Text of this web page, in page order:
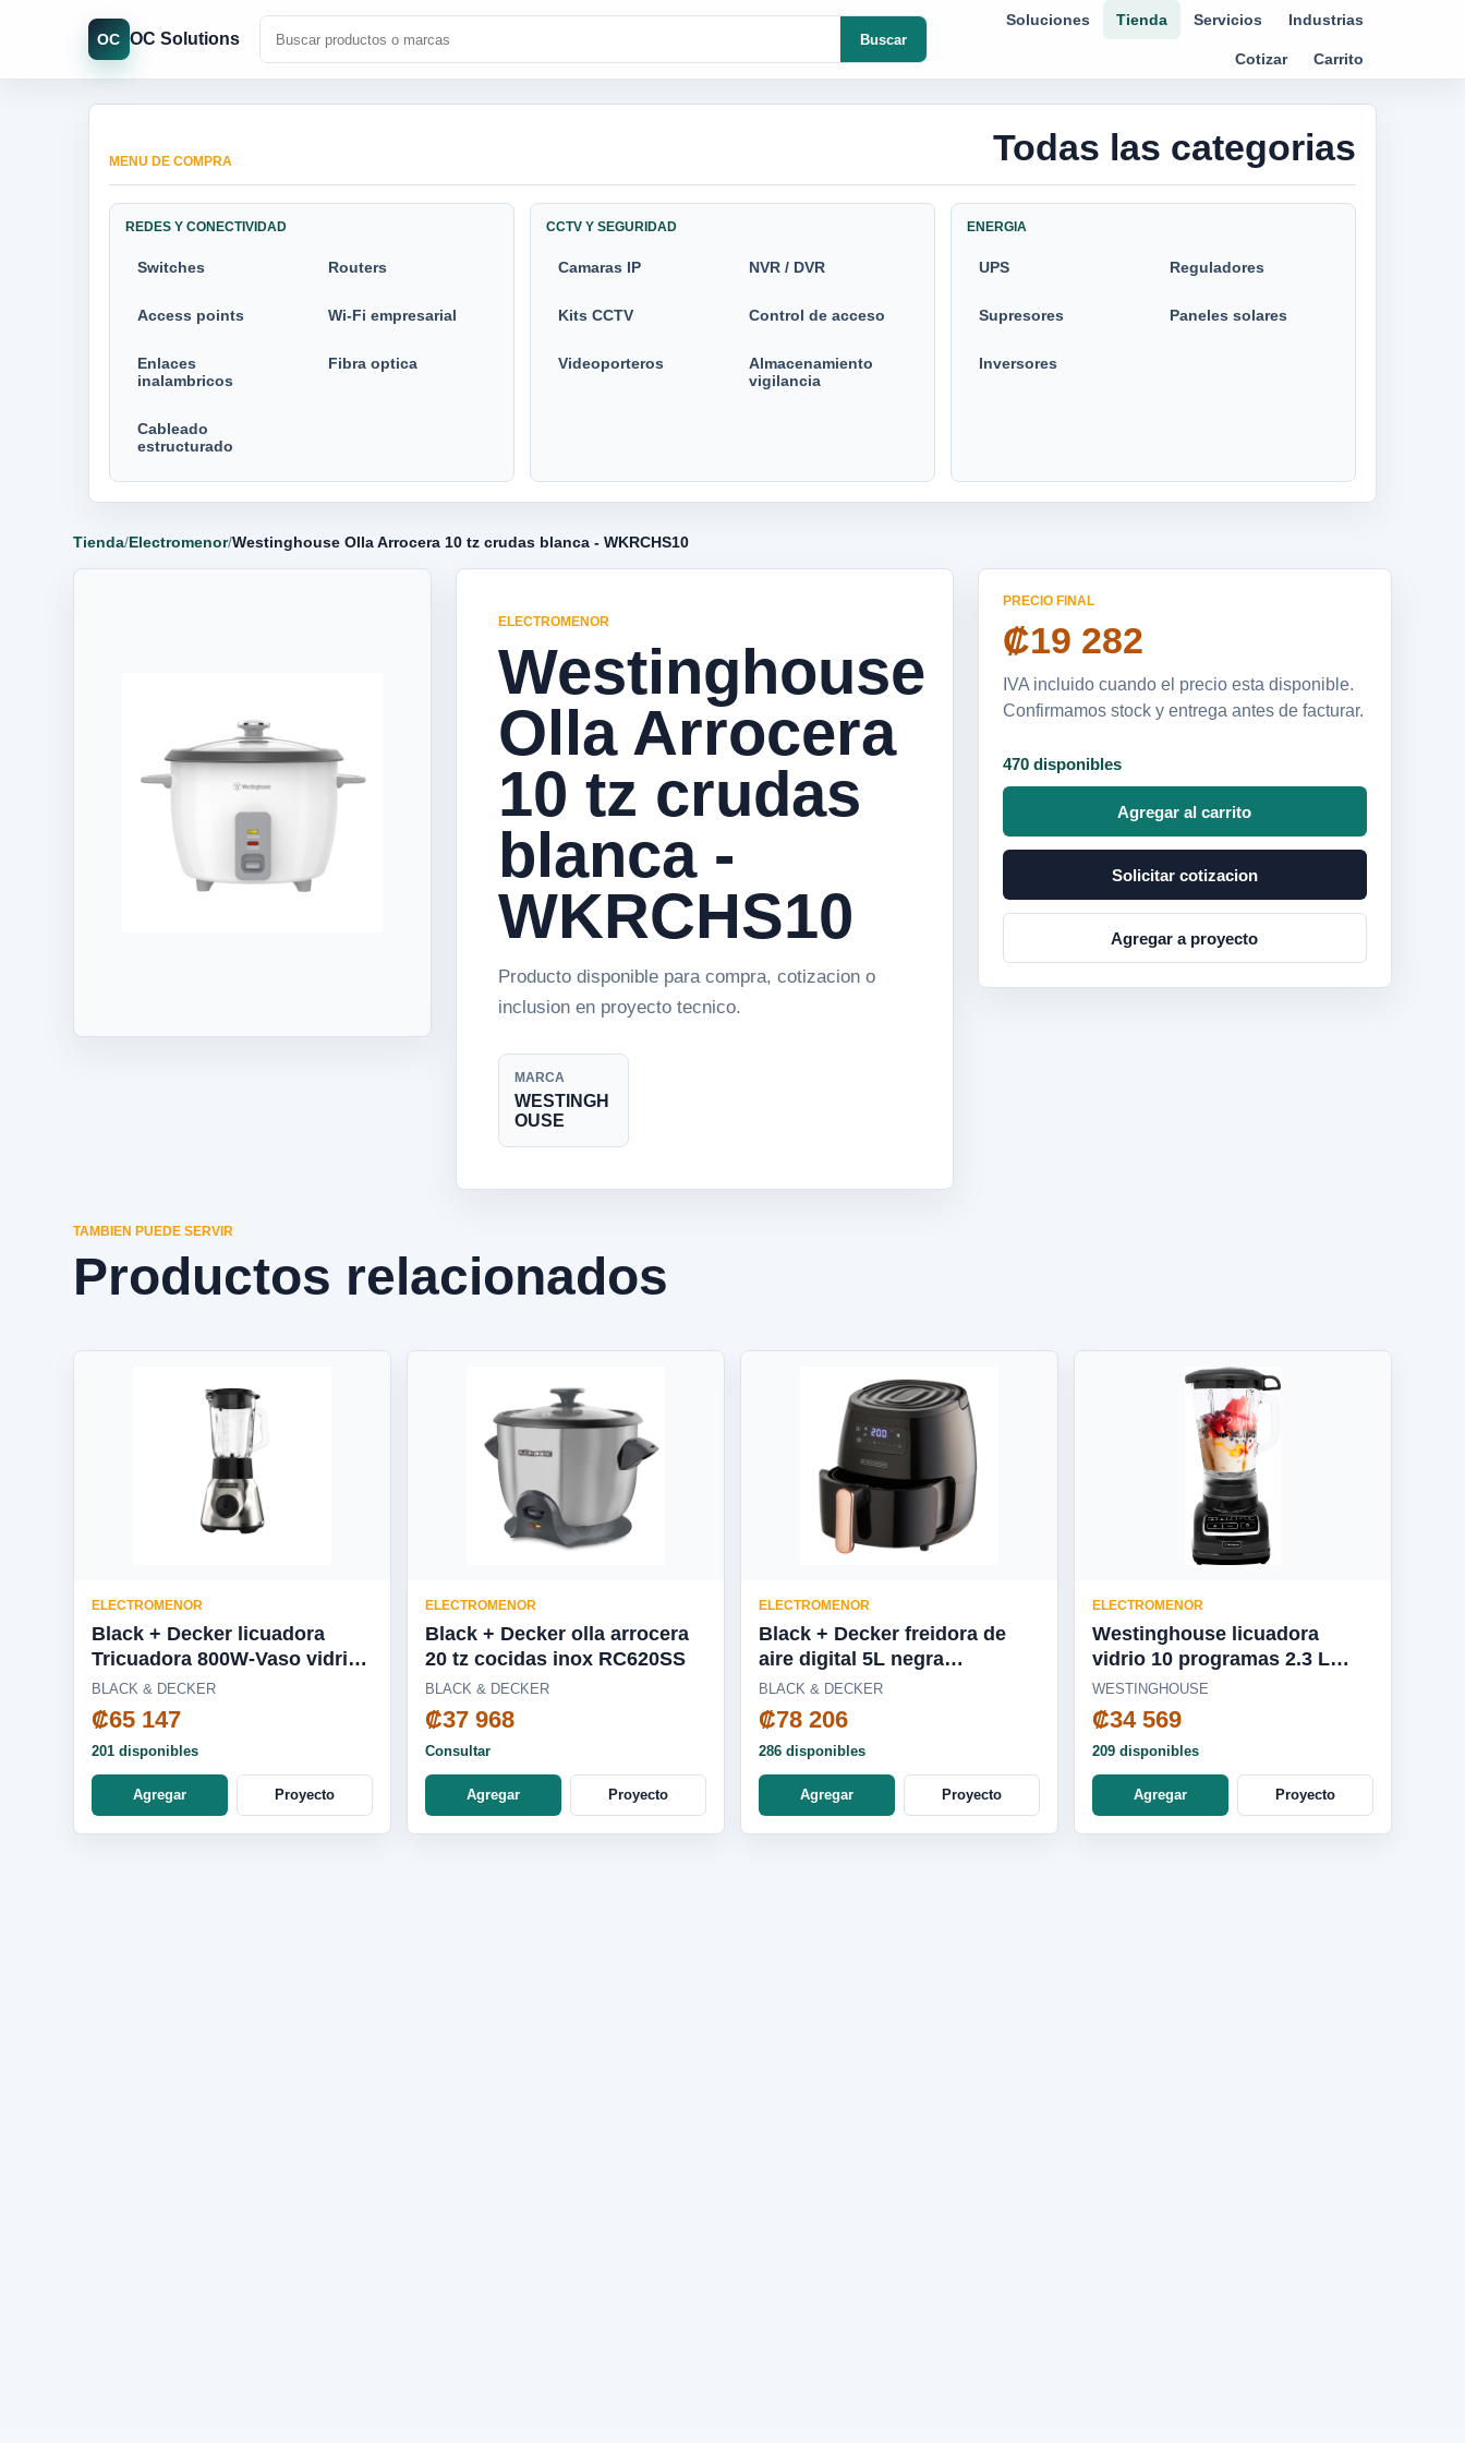
OC OC Solutions Buscar
Soluciones Tienda Servicios Industrias
Cotizar Carrito
MENU DE COMPRA Todas las categorias
REDES Y CONECTIVIDAD
Switches Routers
Access points Wi-Fi empresarial
Enlaces
inalambricos
Fibra optica
Cableado
estructurado
CCTV Y SEGURIDAD
Camaras IP NVR / DVR
Kits CCTV Control de acceso
Videoporteros
Almacenamiento
vigilancia
ENERGIA
UPS Reguladores
Supresores Paneles solares
Inversores
Tienda/Electromenor/Westinghouse Olla Arrocera 10 tz crudas blanca - WKRCHS10
ELECTROMENOR
Westinghouse
Olla Arrocera
10 tz crudas
blanca -
WKRCHS10
Producto disponible para compra, cotizacion o
inclusion en proyecto tecnico.
MARCA
WESTINGH
OUSE
PRECIO FINAL
₡19 282
IVA incluido cuando el precio esta disponible.
Confirmamos stock y entrega antes de facturar.
470 disponibles
Agregar al carrito
Solicitar cotizacion
Agregar a proyecto
TAMBIEN PUEDE SERVIR
Productos relacionados
ELECTROMENOR
Black + Decker licuadora
Tricuadora 800W-Vaso vidrio
2 veloc - BL1686-0SDLA
BLACK & DECKER
₡65 147
201 disponibles
Agregar Proyecto
ELECTROMENOR
Black + Decker olla arrocera
20 tz cocidas inox RC620SS
BLACK & DECKER
₡37 968
Consultar
Agregar Proyecto
ELECTROMENOR
Black + Decker freidora de
aire digital 5L negra
HFD5055B
BLACK & DECKER
₡78 206
286 disponibles
Agregar Proyecto
ELECTROMENOR
Westinghouse licuadora
vidrio 10 programas 2.3 L
650W negra - WKBEFL601BK
WESTINGHOUSE
₡34 569
209 disponibles
Agregar Proyecto